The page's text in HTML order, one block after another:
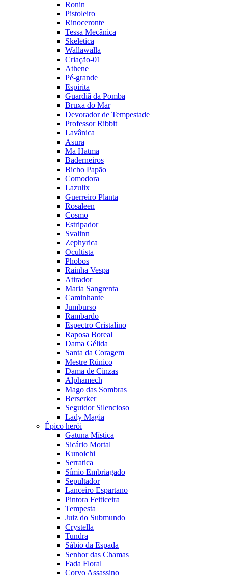
Ronin
Pistoleiro
Rinoceronte
Tessa Mecânica
Skeletica
Wallawalla
Criação-01
Athene
Pé-grande
Espirita
Guardiã da Pomba
Bruxa do Mar
Devorador de Tempestade
Professor Ribbit
Lavânica
Asura
Ma Hatma
Baderneiros
Bicho Papão
Comodora
Lazulix
Guerreiro Planta
Rosaleen
Cosmo
Estripador
Svalinn
Zephyrica
Ocultista
Phobos
Rainha Vespa
Atirador
Maria Sangrenta
Caminhante
Jumburso
Rambardo
Espectro Cristalino
Raposa Boreal
Dama Gélida
Santa da Coragem
Mestre Rúnico
Dama de Cinzas
Alphamech
Mago das Sombras
Berserker
Seguidor Silencioso
Lady Magia
Épico herói
Gatuna Mística
Sicário Mortal
Kunoichi
Serratica
Símio Embriagado
Sepultador
Lanceiro Espartano
Pintora Feiticeira
Tempesta
Juiz do Submundo
Crystella
Tundra
Sábio da Espada
Senhor das Chamas
Fada Floral
Corvo Assassino